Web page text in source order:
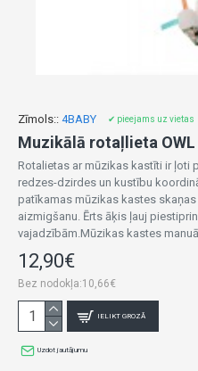
Zīmols:: 4BABY ✔ pieejams uz vietas
Muzikālā rotaļlieta OWL
Rotalietas ar mūzikas kastīti ir ļoti
redzes-dzirdes un kustību
patīkamas mūzikas kastes
aizmigšanu. Ērts āķis ļauj
vajadzībām.Mūzikas kastes
12,90€
Bez nodokļa:10,66€
IELIKT GROZĀ
Uzdot jautājumu